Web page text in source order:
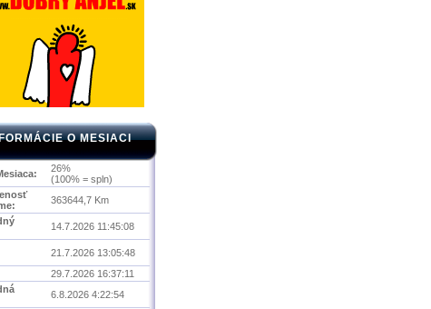
O MESIACI
26%
(100% = spln)
363644,7 Km
14.7.2026 11:45:08
21.7.2026 13:05:48
29.7.2026 16:37:11
6.8.2026 4:22:54